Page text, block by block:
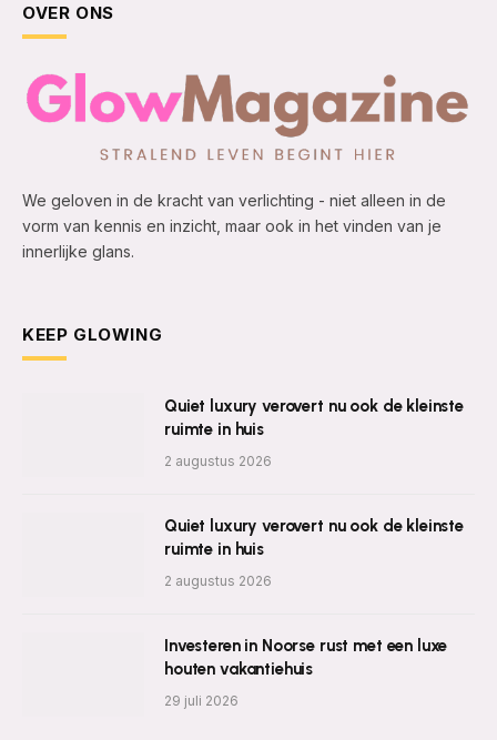
OVER ONS
We geloven in de kracht van verlichting - niet alleen in de
vorm van kennis en inzicht, maar ook in het vinden van je
innerlijke glans.
KEEP GLOWING
Quiet luxury verovert nu ook de kleinste
ruimte in huis
2 augustus 2026
Quiet luxury verovert nu ook de kleinste
ruimte in huis
2 augustus 2026
Investeren in Noorse rust met een luxe
houten vakantiehuis
29 juli 2026